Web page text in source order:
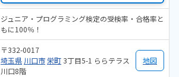
ジュニア・プログラミング検定の受検率・合格率と
もに100％！
〒332-0017
埼玉県 川口市栄町3丁目5-1 ららテラス
川口8階
地図